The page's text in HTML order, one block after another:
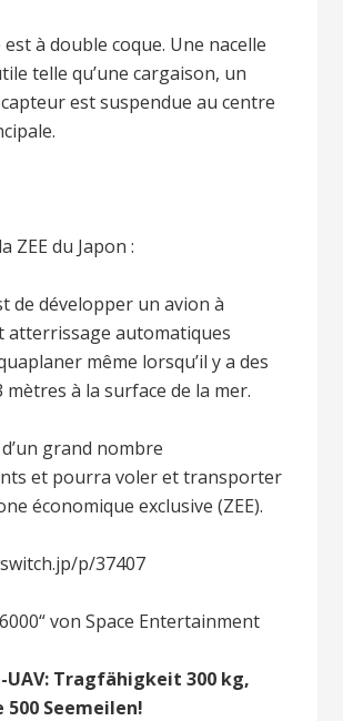
à double coque. Une nacelle
telle qu’une cargaison, un
est suspendue au centre
ZEE du Japon :
de développer un avion à
atterrissage automatiques
même lorsqu’il y a des
mètres à la surface de la mer.
grand nombre
et pourra voler et transporter
économique exclusive (ZEE).
p/37407
von Space Entertainment
UAV: Tragfähigkeit 300 kg,
500 Seemeilen!